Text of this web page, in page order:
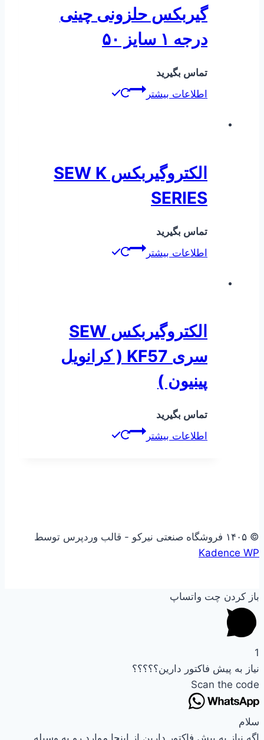
گیربکس حلزونی چینی
درجه ۱ سایز ۵۰
تماس بگیرید
اطلاعات بیشتر
الکتروگیربکس SEW K
SERIES
تماس بگیرید
اطلاعات بیشتر
الکتروگیربکس SEW
سری KF57 ( کرانویل
پینیون )
تماس بگیرید
اطلاعات بیشتر
© ۱۴۰۵ فروشگاه صنعتی نیرکو - قالب وردپرس توسط
Kadence WP
باز کردن چت واتساپ
1
نیاز به پیش فاکتور دارین؟؟؟؟؟
Scan the code
سلام